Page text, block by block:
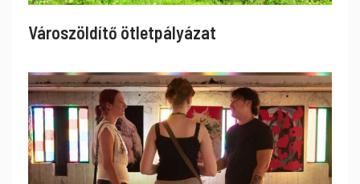
Városzöldítő ötletpályázat